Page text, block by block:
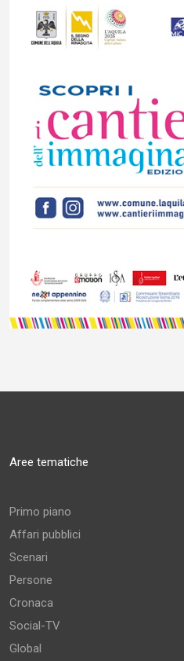
Aree tematiche
Primo piano
Affari pubblici
Scenari
Persone
Cronaca
Social-TV
Global